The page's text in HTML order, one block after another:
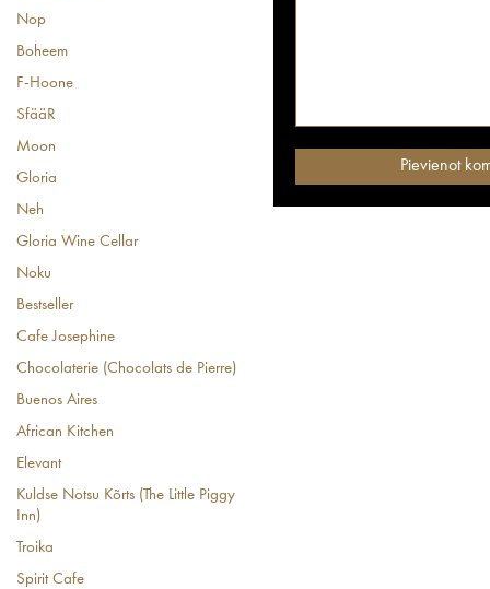
Nop
Boheem
F-Hoone
SfääR
Moon
Gloria
Neh
Gloria Wine Cellar
Noku
Bestseller
Cafe Josephine
Chocolaterie (Chocolats de Pierre)
Buenos Aires
African Kitchen
Elevant
Kuldse Notsu Kõrts (The Little Piggy
Inn)
Troika
Spirit Cafe